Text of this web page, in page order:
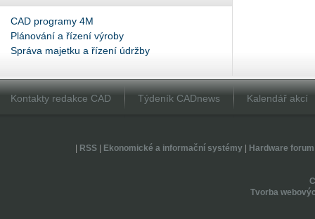
CAD programy 4M
Plánování a řízení výroby
Správa majetku a řízení údržby
Kontakty redakce CAD Týdeník CADnews Kalendář akcí
RSS| Ekonomické a informační systémy| Hardware forum
Tvorba